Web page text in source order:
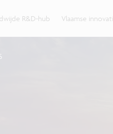
R&D-hub Vlaamse
overheden en universiteiten.